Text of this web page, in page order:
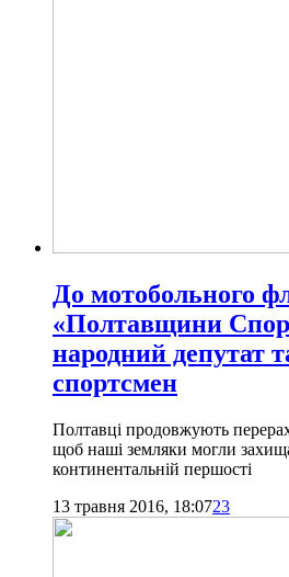
До мотобольного
«Полтавщини
народний депутат
спортсмен
Полтавці продовжують
щоб наші земляки могли
континентальній першості
13 травня 2016, 18:0723